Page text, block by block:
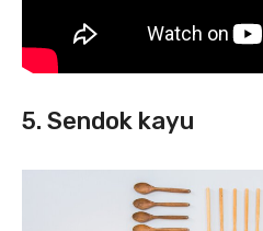
5. Sendok kayu